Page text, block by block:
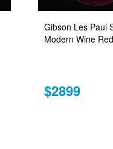
Gibson Les Paul
Modern Wine
$2899